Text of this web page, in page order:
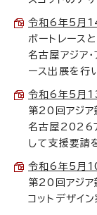
令和6年5月
ボートレース
名古屋アジア
ース出展を行
令和6年5月
第20回アジア
名古屋2026
して支援要請
令和6年5月
第20回アジ
コットデザイ